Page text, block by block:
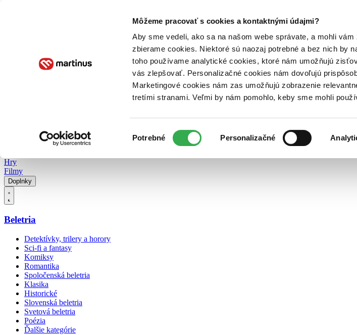
Môžeme pracovať s cookies a kontaktnými údajmi?
Aby sme vedeli, ako sa na našom webe správate, a mohli
zbierame cookies. Niektoré sú naozaj potrebné a bez nich by
toho používame analytické cookies, ktoré nám umožňujú
vás zlepšovať. Personalizačné cookies nám dovoľujú
Marketingové cookies nám zas umožňujú zobrazenie
tretími stranami. Veľmi by nám pomohlo, keby sme mohli
súhlasu
Potrebné Personalizačné
Poukážky Kontakt
Hry
Filmy
Doplnky
Beletria
Detektívky, trilery a horory
Sci-fi a fantasy
Komiksy
Romantika
Spoločenská beletria
Klasika
Historické
Slovenská beletria
Svetová beletria
Poézia
Ďalšie kategórie